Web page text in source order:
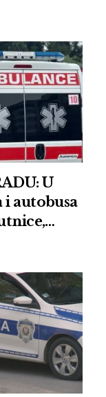
U
i autobusa